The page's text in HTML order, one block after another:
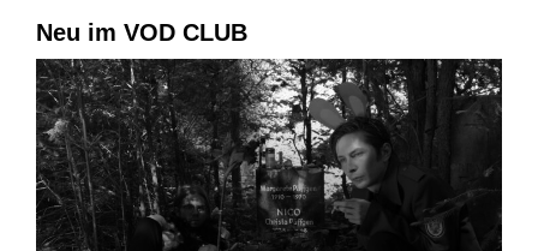
Neu im VOD CLUB